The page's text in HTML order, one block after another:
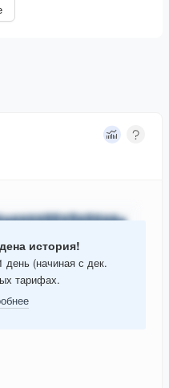
история!
день (начиная с дек.
тарифах.